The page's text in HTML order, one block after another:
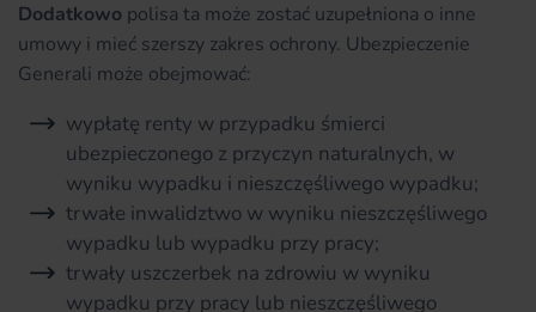
Dodatkowo polisa ta może zostać uzupełniona o inne
umowy i mieć szerszy zakres ochrony. Ubezpieczenie
Generali może obejmować:
wypłatę renty w przypadku śmierci
ubezpieczonego z przyczyn naturalnych, w
wyniku wypadku i nieszczęśliwego wypadku;
trwałe inwalidztwo w wyniku nieszczęśliwego
wypadku lub wypadku przy pracy;
trwały uszczerbek na zdrowiu w wyniku
wypadku przy pracy lub nieszczęśliwego